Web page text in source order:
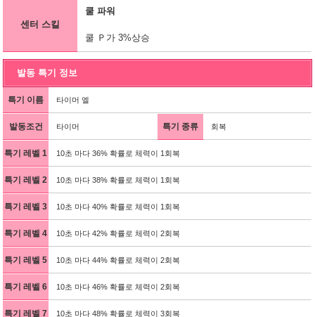
센터 스킬
쿨 파워
쿨 Ｐ가 3%상승
발동 특기 정보
특기 이름 타이머 엘
발동조건 타이머 특기 종류 회복
특기 레벨 1 10초 마다 36% 확률로 체력이 1회복
특기 레벨 2 10초 마다 38% 확률로 체력이 1회복
특기 레벨 3 10초 마다 40% 확률로 체력이 1회복
특기 레벨 4 10초 마다 42% 확률로 체력이 2회복
특기 레벨 5 10초 마다 44% 확률로 체력이 2회복
특기 레벨 6 10초 마다 46% 확률로 체력이 2회복
특기 레벨 7 10초 마다 48% 확률로 체력이 3회복